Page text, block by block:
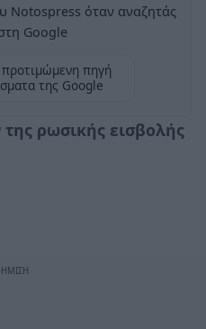
Notospress όταν αναζητάς
Google
πηγή
της Google
ρωσικής εισβολής